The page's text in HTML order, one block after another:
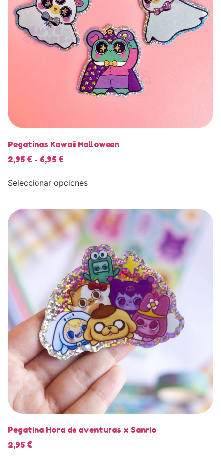
Pegatinas Kawaii Halloween
2,95 € - 6,95 €
Seleccionar opciones
Pegatina Hora de aventuras x Sanrio
2,95 €